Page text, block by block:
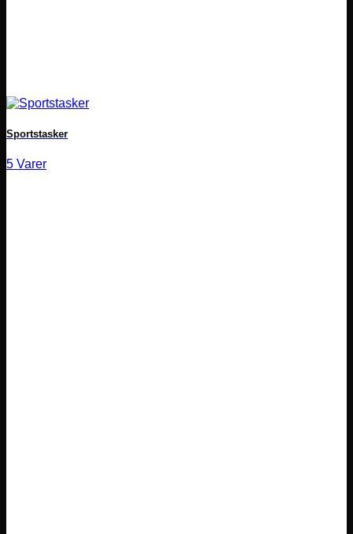
Sportstasker
5 Varer